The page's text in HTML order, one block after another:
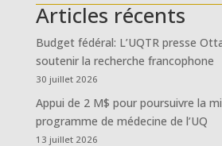
Articles récents
Budget fédéral: L’UQTR presse
soutenir la recherche francophone
30 juillet 2026
Appui de 2 M$ pour poursuivre la
programme de médecine de l’UQ
13 juillet 2026